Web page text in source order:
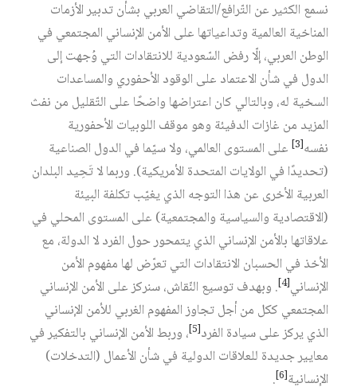
نسمع الكثير عن التّرافع/التقاضي العربي بشأن تدبير الأزمات
المناخية العالمية وتداعياتها على الأمن الإنساني المجتمعي في
الوطن العربي، إلّا رفض السّعودية للانتقادات التي وُجهت إلى
الدول في شأن الاعتماد على الوقود الأحفوري والمساعدات
السخية له، وبالتالي كان اعتراضها واضحًا على التّقليل من نفث
المزيد من غازات الدفيئة وهو موقف اللوبيات الأحفورية
نفسه‏[3]
على المستوى العالمي، ولا سيّما في الدول الصناعية
(تحديدًا في الولايات المتحدة الأمريكية). وربما لا تَحِيد البلدان
العربية الأخرى عن هذا التوجه الذي يغيّب تكلفة البيئة
(الاقتصادية والسياسية والمجتمعية) على المستوى المحلي في
علاقاتها بالأمن الإنساني الذي يتمحور حول الفرد لا الدولة، مع
الأخذ في الحسبان الانتقادات التي تعرّض لها مفهوم الأمن
الإنساني‏[4] . وبهدف توسيع النّقاش، سنركز على الأمن الإنساني
المجتمعي ككل من أجل تجاوز المفهوم الغربي للأمن الإنساني
الذي يركز على سيادة الفرد‏[5] ، وربط الأمن الإنساني بالتفكير في
معايير جديدة للعلاقات الدولية في شأن الأعمال (التدخلات)
الإنسانية‏[6]
.